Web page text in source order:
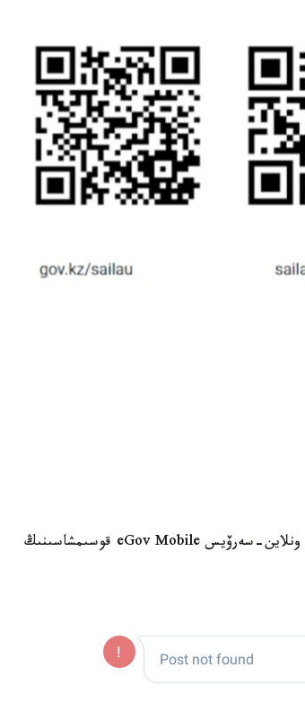
سونىمەن قاتار ءوزىنىڭ سايلاۋ ۋچاسكەسىن ىزدەۋگە ارنالعان ونلاين-سەرۆيس eGov Mobile قوسىمشاسىنىڭ